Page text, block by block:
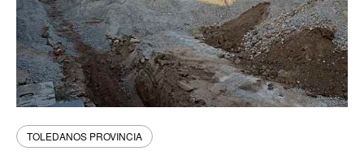
TOLEDANOS PROVINCIA